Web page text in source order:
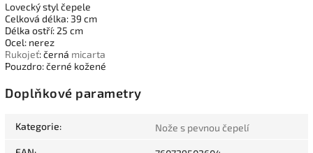
Lovecký styl čepele
Celková délka: 39 cm
Délka ostří: 25 cm
Ocel: nerez
Rukojeť: černá micarta
Pouzdro: černé kožené
Doplňkové parametry
Kategorie: Nože s pevnou čepelí